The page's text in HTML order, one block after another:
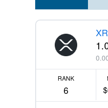
RANK
6